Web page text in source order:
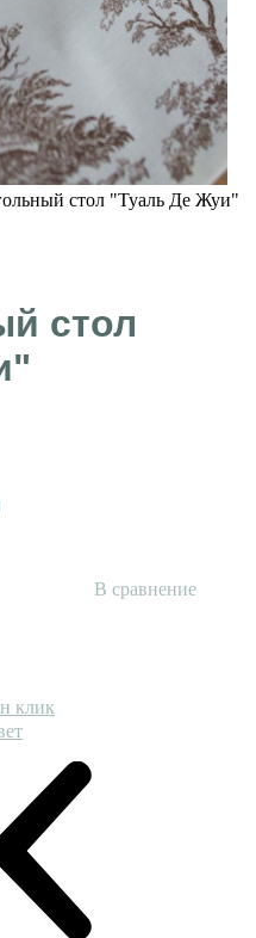
стол "Туаль Де Жуи"
стол
В сравнение
клик